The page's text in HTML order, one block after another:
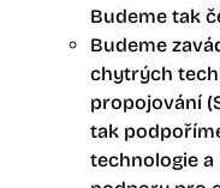
Budeme tak
Budeme
chytrých
propojování
tak
technologie